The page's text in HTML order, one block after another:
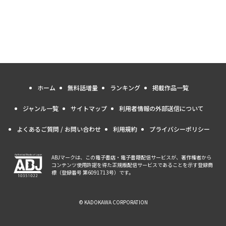
ホーム 無料話増量 ランキング 掲載作品一覧
ジャンル一覧 サイトマップ 利用者情報の外部送信について
よくあるご質問 / お問い合わせ 利用規約 プライバシーポリシー
ABJマークは、この電子書店・電子書籍配信サービスが、著作権者から
コンテンツ使用許諾を得た正規版配信サービスであることを示す登録商
標（登録番号 第6091713号）です。
© KADOKAWA CORPORATION